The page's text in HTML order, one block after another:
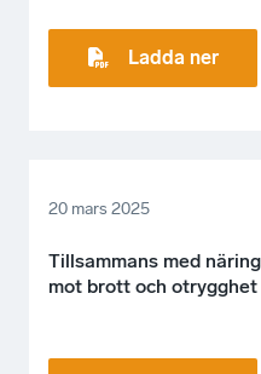
Ladda ner
20 mars 2025
Tillsammans med
mot brott och otrygghet